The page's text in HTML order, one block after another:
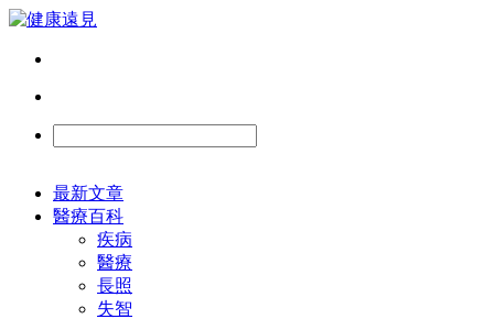
最新文章
醫療百科
疾病
醫療
長照
失智